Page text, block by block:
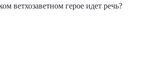
ветхозаветном герое идет речь?